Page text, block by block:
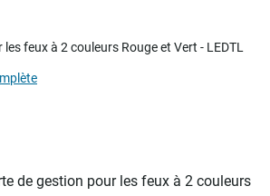
feux à 2 couleurs Rouge et Vert - LEDTL
de gestion pour les feux à 2 couleurs